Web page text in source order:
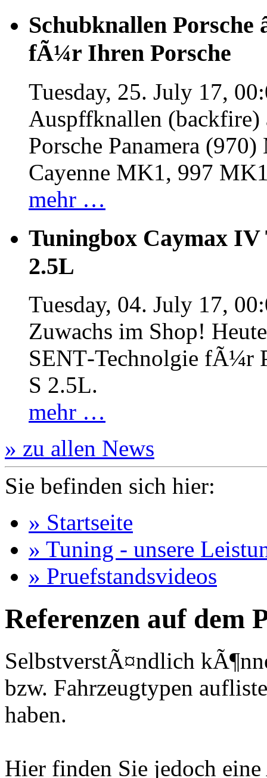
Schubknallen Porsche
fÃ¼r Ihren Porsche
Tuesday, 25. July 17,
Auspffknallen
Porsche Panamera
Cayenne MK1, 997
mehr …
Tuningbox Caymax IV
2.5L
Tuesday, 04. July 17,
Zuwachs im Shop!
SENT‐Technolgie fÃ¼r
S 2.5L.
mehr …
» zu allen News
Sie befinden sich hier:
» Startseite
» Tuning - unsere
» Pruefstandsvideos
Referenzen auf dem
SelbstverstÃ¤ndlich
bzw. Fahrzeugtypen
haben.
Hier finden Sie jedoch